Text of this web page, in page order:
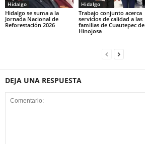
Hidalgo
Hidalgo se suma a la
Jornada Nacional de
Reforestación 2026
Hidalgo
Trabajo conjunto acerca
servicios de calidad a las
familias de Cuautepec de
Hinojosa
DEJA UNA RESPUESTA